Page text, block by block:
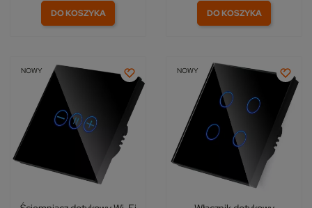
DO KOSZYKA DO KOSZYKA
NOWY NOWY